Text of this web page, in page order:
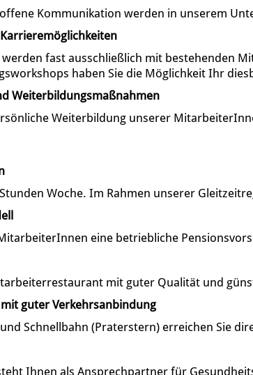
Kommunikation werden in unserem
fast ausschließlich mit bestehenden
haben Sie die Möglichkeit Ihr
Weiterbildungsmaßnahmen
Weiterbildung unserer
Woche. Im Rahmen unserer
eine betriebliche
mit guter Qualität und
guter Verkehrsanbindung
Schnellbahn (Praterstern) erreichen Sie
Ihnen als Ansprechpartner für